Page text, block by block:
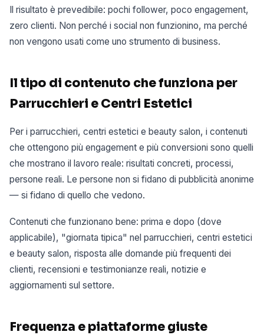
Il risultato è prevedibile: pochi follower, poco engagement,
zero clienti. Non perché i social non funzionino, ma perché
non vengono usati come uno strumento di business.
Il tipo di contenuto che funziona per
Parrucchieri e Centri Estetici
Per i parrucchieri, centri estetici e beauty salon, i contenuti
che ottengono più engagement e più conversioni sono quelli
che mostrano il lavoro reale: risultati concreti, processi,
persone reali. Le persone non si fidano di pubblicità anonime
— si fidano di quello che vedono.
Contenuti che funzionano bene: prima e dopo (dove
applicabile), "giornata tipica" nel parrucchieri, centri estetici
e beauty salon, risposta alle domande più frequenti dei
clienti, recensioni e testimonianze reali, notizie e
aggiornamenti sul settore.
Frequenza e piattaforme giuste